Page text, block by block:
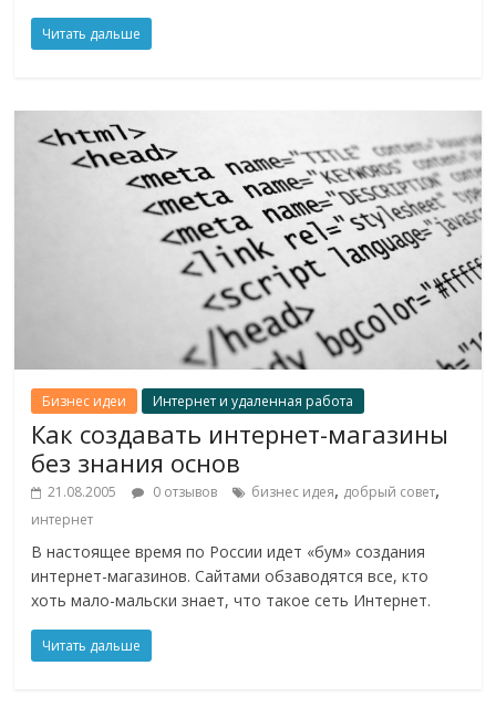
Читать дальше
Бизнес идеи Интернет и удаленная работа
Как создавать интернет-магазины
без знания основ
21.08.2005 0 отзывов бизнес идея, добрый совет,
интернет
В настоящее время по России идет «бум» создания
интернет-магазинов. Сайтами обзаводятся все, кто
хоть мало-мальски знает, что такое сеть Интернет.
Читать дальше